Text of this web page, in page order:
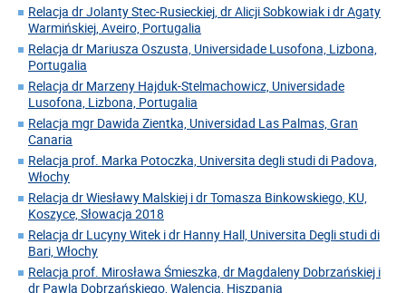
Relacja dr Jolanty Stec-Rusieckiej, dr Alicji Sobkowiak i dr Agaty
Warmińskiej, Aveiro, Portugalia
Relacja dr Mariusza Oszusta, Universidade Lusofona, Lizbona,
Portugalia
Relacja dr Marzeny Hajduk-Stelmachowicz, Universidade
Lusofona, Lizbona, Portugalia
Relacja mgr Dawida Zientka, Universidad Las Palmas, Gran
Canaria
Relacja prof. Marka Potoczka, Universita degli studi di Padova,
Włochy
Relacja dr Wiesławy Malskiej i dr Tomasza Binkowskiego, KU,
Koszyce, Słowacja 2018
Relacja dr Lucyny Witek i dr Hanny Hall, Universita Degli studi di
Bari, Włochy
Relacja prof. Mirosława Śmieszka, dr Magdaleny Dobrzańskiej i
dr Pawla Dobrzańskiego, Walencja, Hiszpania